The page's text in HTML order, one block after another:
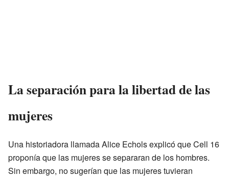
La separación para la libertad de las
mujeres
Una historiadora llamada Alice Echols explicó que Cell 16
proponía que las mujeres se separaran de los hombres.
Sin embargo, no sugerían que las mujeres tuvieran